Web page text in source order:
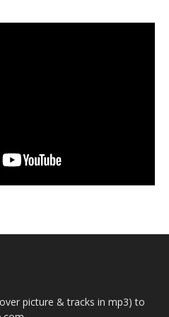
picture & tracks in mp3) to